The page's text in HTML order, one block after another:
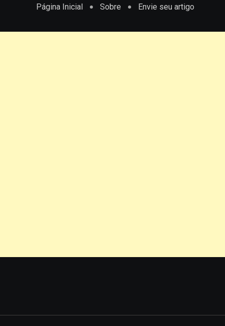
Página Inicial Sobre Envie seu artigo